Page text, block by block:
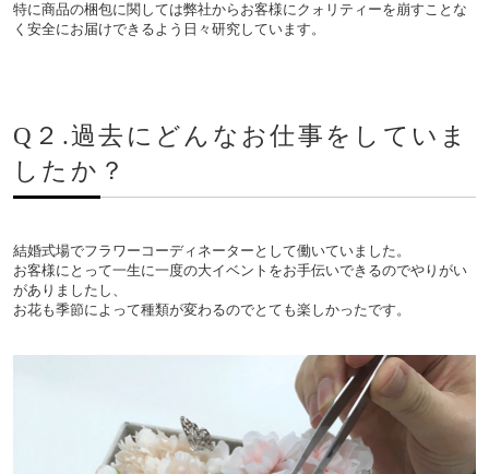
特に商品の梱包に関しては弊社からお客様にクォリティーを崩すことな
く安全にお届けできるよう日々研究しています。
Q２.過去にどんなお仕事をしていま
したか？
結婚式場でフラワーコーディネーターとして働いていました。
お客様にとって一生に一度の大イベントをお手伝いできるのでやりがい
がありましたし、
お花も季節によって種類が変わるのでとても楽しかったです。